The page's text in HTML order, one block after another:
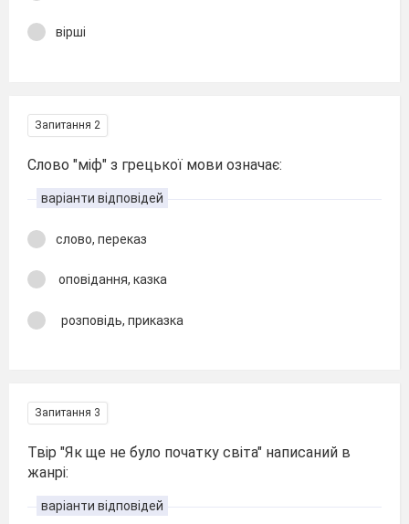
вірші
Запитання 2
Слово "міф" з грецької мови означає:
варіанти відповідей
слово, переказ
оповідання, казка
розповідь, приказка
Запитання 3
Твір "Як ще не було початку світа" написаний в
жанрі:
варіанти відповідей